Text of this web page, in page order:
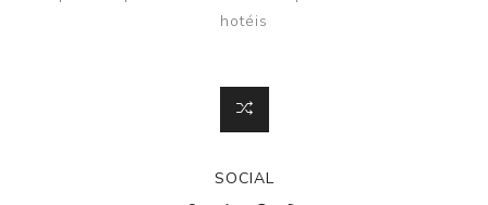
hotéis
SOCIAL